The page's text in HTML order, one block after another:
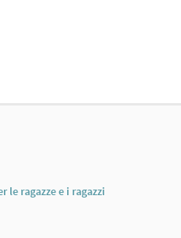
le ragazze e i ragazzi